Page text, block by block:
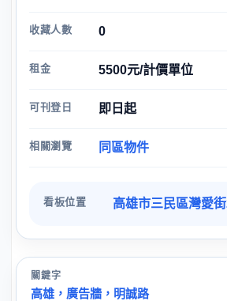
收藏人數 0
租金 5500元/計價單位
可刊登日 即日起
相關瀏覽 同區物件
看板位置 高雄市三民區灣愛
關鍵字
高雄，廣告牆，明誠路